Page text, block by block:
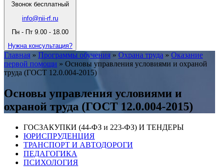
Звонок бесплатный
info@nii-rf.ru
Пн - Пт 9.00 - 18.00
Нужна консультация?
Главная » Программы обучения » Охрана труда » Оказание
первой помощи » Основы управления условиями и охраной
труда (ГОСТ 12.0.004-2015)
Основы управления условиями и
охраной труда (ГОСТ 12.0.004-2015)
ГОСЗАКУПКИ (44-ФЗ и 223-ФЗ) И ТЕНДЕРЫ
ЮРИСПРУДЕНЦИЯ
ТРАНСПОРТ И АВТОДОРОГИ
ПЕДАГОГИКА
ПСИХОЛОГИЯ